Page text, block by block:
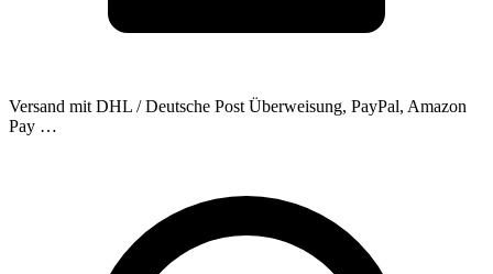
Versand mit DHL / Deutsche Post Überweisung, PayPal, Amazon
Pay …